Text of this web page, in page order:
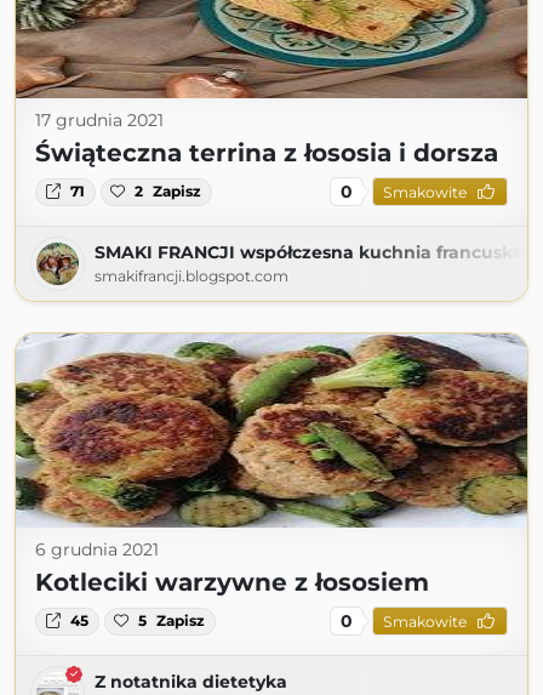
17 grudnia 2021
Świąteczna terrina z łososia i dorsza
71 2 Zapisz 0 Smakowite
SMAKI FRANCJI współczesna kuchnia francuska
smakifrancji.blogspot.com
6 grudnia 2021
Kotleciki warzywne z łososiem
45 5 Zapisz 0 Smakowite
Z notatnika dietetyka